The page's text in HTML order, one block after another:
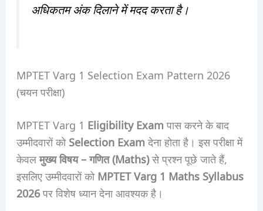
अधिकतम अंक दिलाने में मदद करता है।
MPTET Varg 1 Selection Exam Pattern 2026
(चयन परीक्षा)
MPTET Varg 1 Eligibility Examपास करने के बाद
उम्मीदवारों कोSelection Examदेना होता है। इस परीक्षा में
केवलमुख्य विषय – गणित (Maths)से प्रश्न पूछे जाते हैं,
इसलिए उम्मीदवारों कोMPTET Varg 1 Maths Syllabus
2026पर विशेष ध्यान देना आवश्यक है।